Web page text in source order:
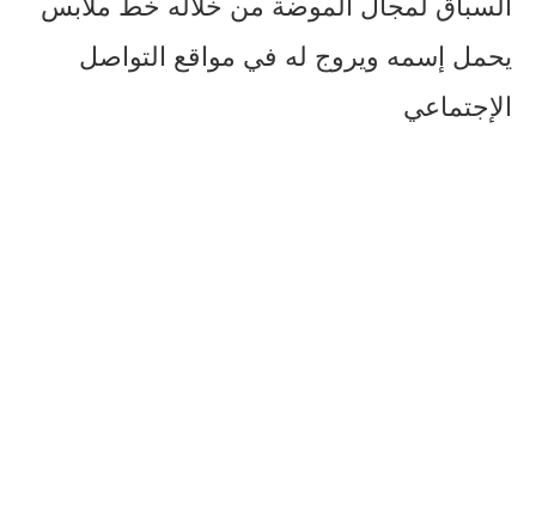
يحمل إسمه ويروج له في مواقع التواصل
الإجتماعي